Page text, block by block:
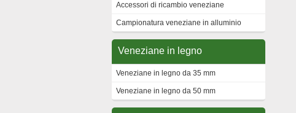
Accessori di ricambio veneziane
Campionatura veneziane in alluminio
Veneziane in legno
Veneziane in legno da 35 mm
Veneziane in legno da 50 mm